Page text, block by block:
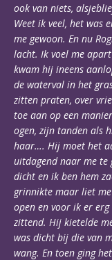
ook van niets,
Weet ik veel, het was
me gewoon. En nu
lacht. Ik voel me
kwam hij ineens
de waterval in het
zitten praten, over
toe aan op een
ogen, zijn tanden als
haar…. Hij moet het
uitdagend naar me
dicht en ik ben hem
grinnikte maar liet
open en voor ik er
zittend. Hij kietelde
was dicht bij die van
wang. En toen ging